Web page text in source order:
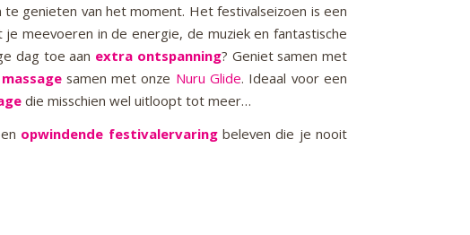
genieten van het moment. Het festivalseizoen is een
meevoeren in de energie, de muziek en fantastische
dag toe aan extra ontspanning? Geniet samen met
samen met onze Nuru Glide. Ideaal voor een
die misschien wel uitloopt tot meer…
opwindende festivalervaringbeleven die je nooit